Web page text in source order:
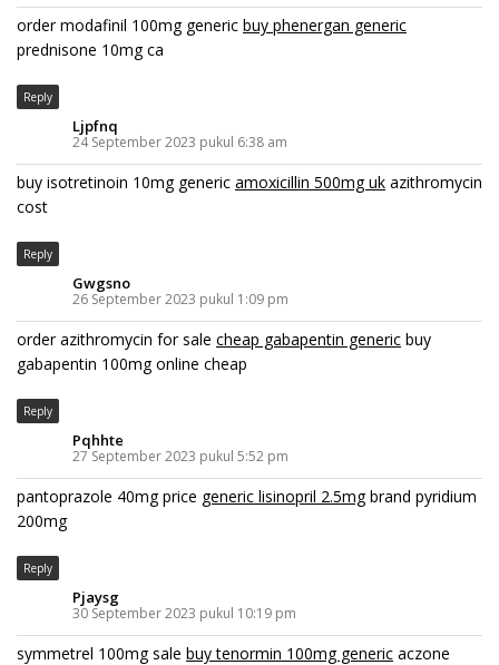
order modafinil 100mg generic buy phenergan generic
prednisone 10mg ca
Reply
Ljpfnq
24 September 2023 pukul 6:38 am
buy isotretinoin 10mg generic amoxicillin 500mg uk azithromycin
cost
Reply
Gwgsno
26 September 2023 pukul 1:09 pm
order azithromycin for sale cheap gabapentin generic buy
gabapentin 100mg online cheap
Reply
Pqhhte
27 September 2023 pukul 5:52 pm
pantoprazole 40mg price generic lisinopril 2.5mgbrand pyridium
200mg
Reply
Pjaysg
30 September 2023 pukul 10:19 pm
symmetrel 100mg sale buy tenormin 100mg generic aczone